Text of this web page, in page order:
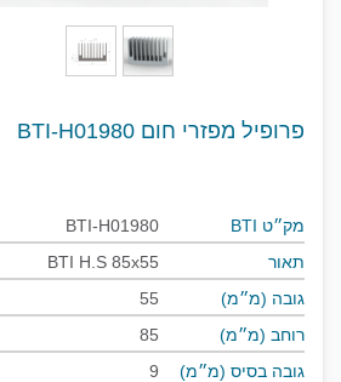
פרופיל מפזרי חום BTI-H01980
מק״ט BTI
BTI-H01980
תאור
BTI H.S 85x55
גובה (מ״מ)
55
רוחב (מ״מ)
85
גובה בסיס (מ״מ)
9